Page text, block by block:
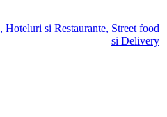
, Hoteluri si Restaurante, Street food
si Delivery